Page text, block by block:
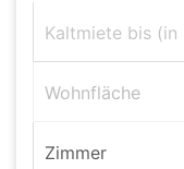
Wohnfläche
Zimmer